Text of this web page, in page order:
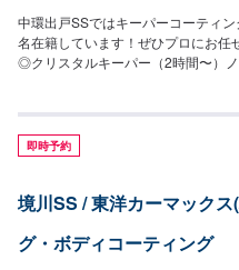
（16〜19インチ）21,500円（20イ
中環出戸SSではキーパーコーティ
名在籍しています！ぜひプロにお任
◎クリスタルキーパー（2時間〜）
ーメンテナンスで1年耐久雨により
れによっては洗車をする必要もあり
27,400円（SS）29,500円（S）
ンスで3年間耐久より強いガラス被
ます。49,900円（SS）55,100円
円（LL）90,700円（XL）◎Wダイヤ
即時予約
境川SS / 東洋カーマック
グ・ボディコーティング